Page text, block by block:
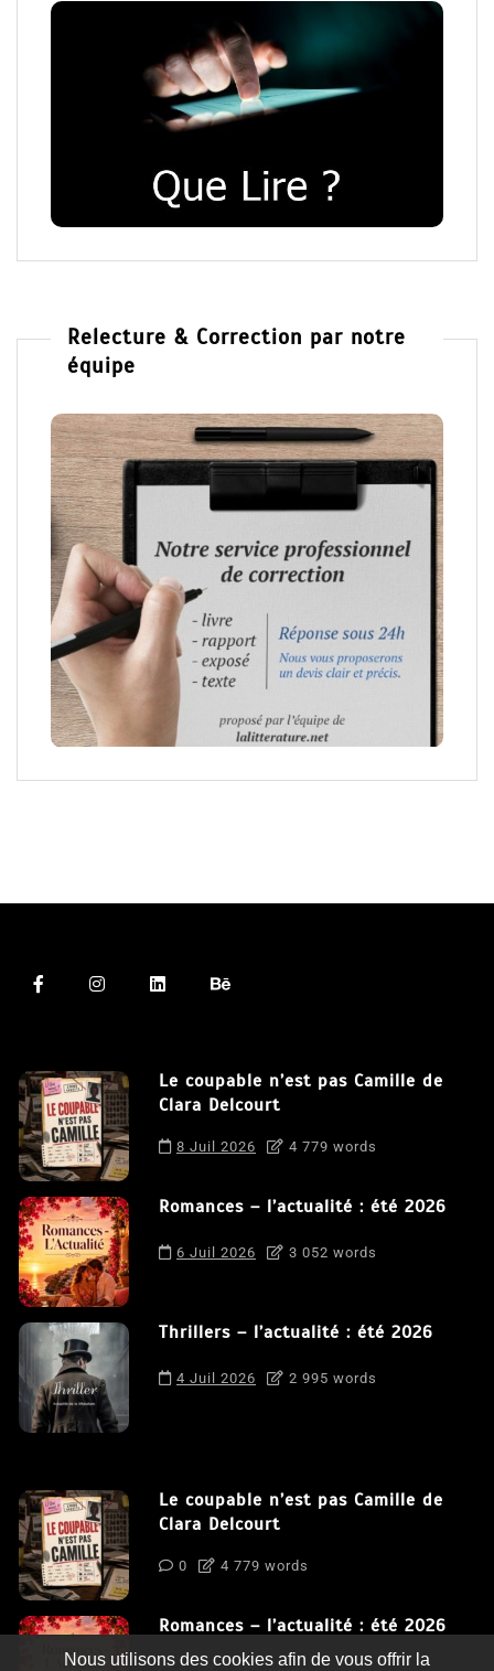
Relecture & Correction par notre
équipe
Le coupable n’est pas Camille de
Clara Delcourt
8 Juil 2026 4 779 words
Romances – l’actualité : été 2026
6 Juil 2026 3 052 words
Thrillers – l’actualité : été 2026
4 Juil 2026 2 995 words
Le coupable n’est pas Camille de
Clara Delcourt
0 4 779 words
Romances – l’actualité : été 2026
Nous utilisons des cookies afin de vous offrir la